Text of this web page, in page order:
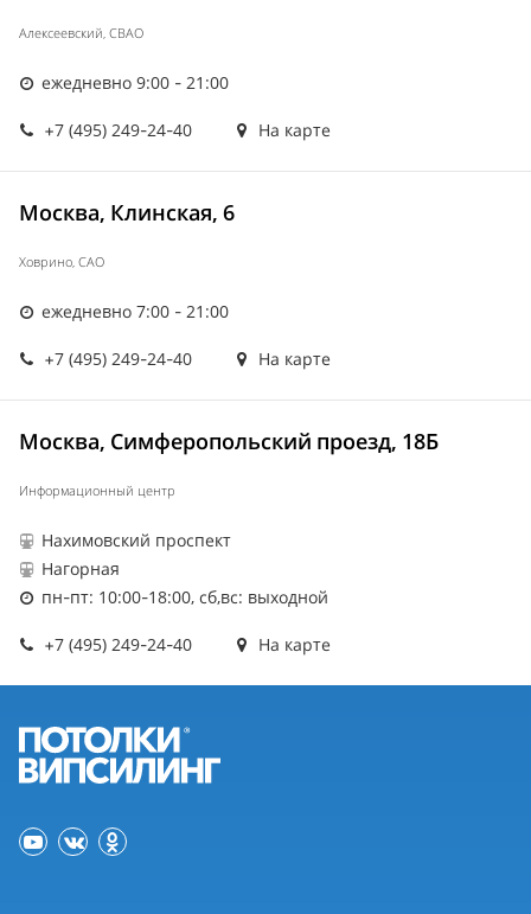
Алексеевский, СВАО
ежедневно 9:00 - 21:00
+7 (495) 249-24-40 На карте
Москва, Клинская, 6
Ховрино, САО
ежедневно 7:00 - 21:00
+7 (495) 249-24-40 На карте
Москва, Симферопольский проезд, 18Б
Информационный центр
Нахимовский проспект
Нагорная
пн-пт: 10:00-18:00, сб,вс: выходной
+7 (495) 249-24-40 На карте